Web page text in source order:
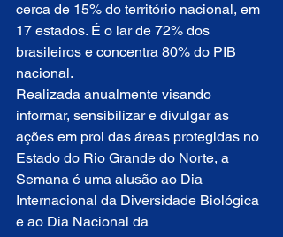
cerca de 15% do território nacional, em
17 estados. É o lar de 72% dos
brasileiros e concentra 80% do PIB
nacional.
Realizada anualmente visando
informar, sensibilizar e divulgar as
ações em prol das áreas protegidas no
Estado do Rio Grande do Norte, a
Semana é uma alusão ao Dia
Internacional da Diversidade Biológica
e ao Dia Nacional da